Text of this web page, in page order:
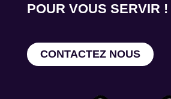
POUR VOUS SERVIR !
CONTACTEZ NOUS